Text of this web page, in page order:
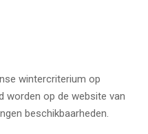
wintercriterium op
worden op de website van
beschikbaarheden.